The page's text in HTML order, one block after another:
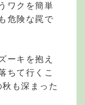
ワクを簡単
危険な罠で
ーキを抱え
ちて行くこ
も深まった